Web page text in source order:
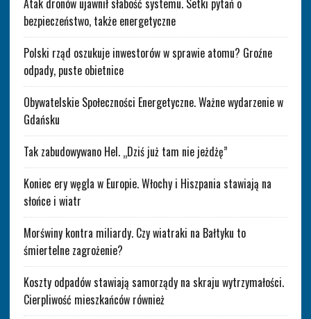
Atak dronów ujawnił słabość systemu. Setki pytań o
bezpieczeństwo, także energetyczne
Polski rząd oszukuje inwestorów w sprawie atomu? Groźne
odpady, puste obietnice
Obywatelskie Społeczności Energetyczne. Ważne wydarzenie w
Gdańsku
Tak zabudowywano Hel. „Dziś już tam nie jeżdżę”
Koniec ery węgla w Europie. Włochy i Hiszpania stawiają na
słońce i wiatr
Morświny kontra miliardy. Czy wiatraki na Bałtyku to
śmiertelne zagrożenie?
Koszty odpadów stawiają samorządy na skraju wytrzymałości.
Cierpliwość mieszkańców również